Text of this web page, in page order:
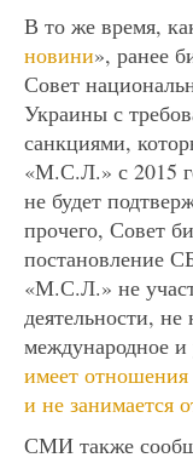
В то же время,
новини», ранее
Совет
Украины с
санкциями,
«М.С.Л.» с 2015
не будет
прочего, Совет
постановление
«М.С.Л.» не
деятельности,
международное и
имеет отношения
и не занимается
СМИ также